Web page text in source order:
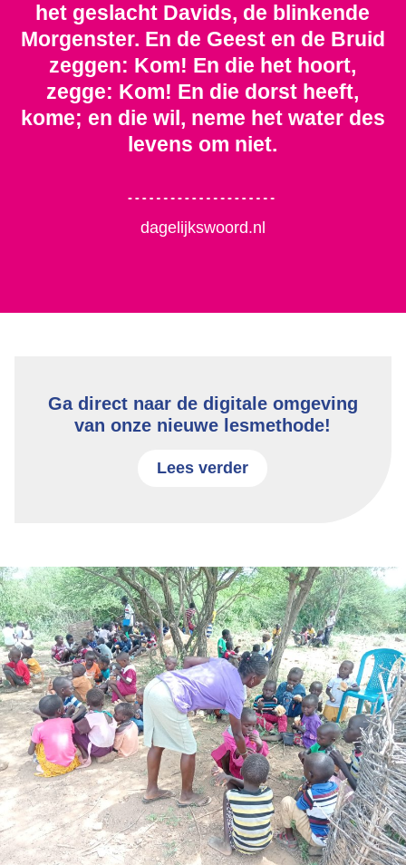
het geslacht Davids, de blinkende
Morgenster. En de Geest en de Bruid
zeggen: Kom! En die het hoort,
zegge: Kom! En die dorst heeft,
kome; en die wil, neme het water des
levens om niet.
dagelijkswoord.nl
Ga direct naar de digitale omgeving
van onze nieuwe lesmethode!
Lees verder